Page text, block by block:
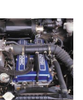
して70代の
たクルマ好き
珠玉の名車ア
の時代を駆け